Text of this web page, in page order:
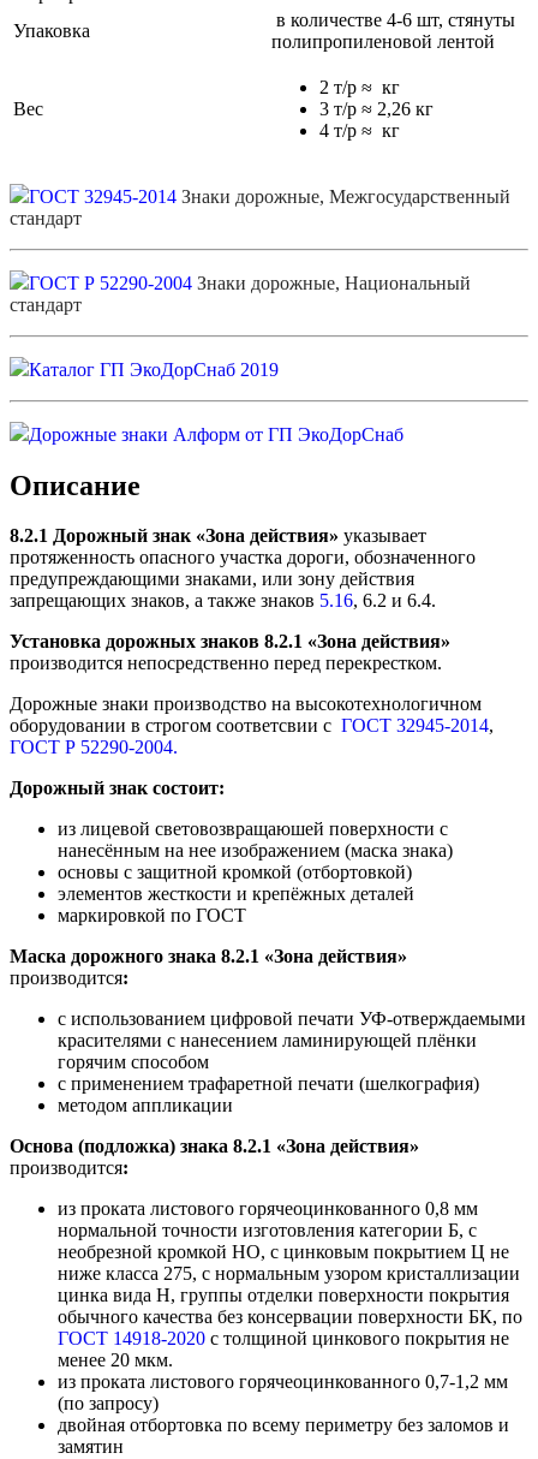
Упаковка
в количестве 4-6 шт, стянуты
полипропиленовой лентой
Вес
2 т/р ≈ кг
3 т/р ≈ 2,26 кг
4 т/р ≈ кг
ГОСТ 32945-2014 Знаки дорожные, Межгосударственный
стандарт
ГОСТ Р 52290-2004 Знаки дорожные, Национальный
стандарт
Каталог ГП ЭкоДорСнаб 2019
Дорожные знаки Алформ от ГП ЭкоДорСнаб
Описание
8.2.1 Дорожный знак «Зона действия» указывает
протяженность опасного участка дороги, обозначенного
предупреждающими знаками, или зону действия
запрещающих знаков, а также знаков 5.16, 6.2 и 6.4.
Установка дорожных знаков 8.2.1 «Зона действия»
производится непосредственно перед перекрестком.
Дорожные знаки производство на высокотехнологичном
оборудовании в строгом соответсвии с ГОСТ 32945-2014,
ГОСТ Р 52290-2004.
Дорожный знак состоит:
из лицевой световозвращаюшей поверхности с
нанесённым на нее изображением (маска знака)
основы с защитной кромкой (отбортовкой)
элементов жесткости и крепёжных деталей
маркировкой по ГОСТ
Маска дорожного знака 8.2.1 «Зона действия»
производится:
с использованием цифровой печати УФ-отверждаемыми
красителями с нанесением ламинирующей плёнки
горячим способом
с применением трафаретной печати (шелкография)
методом аппликации
Основа (подложка) знака 8.2.1 «Зона действия»
производится:
из проката листового горячеоцинкованного 0,8 мм
нормальной точности изготовления категории Б, с
необрезной кромкой НО, с цинковым покрытием Ц не
ниже класса 275, с нормальным узором кристаллизации
цинка вида Н, группы отделки поверхности покрытия
обычного качества без консервации поверхности БК, по
ГОСТ 14918-2020 с толщиной цинкового покрытия не
менее 20 мкм.
из проката листового горячеоцинкованного 0,7-1,2 мм
(по запросу)
двойная отбортовка по всему периметру без заломов и
замятин